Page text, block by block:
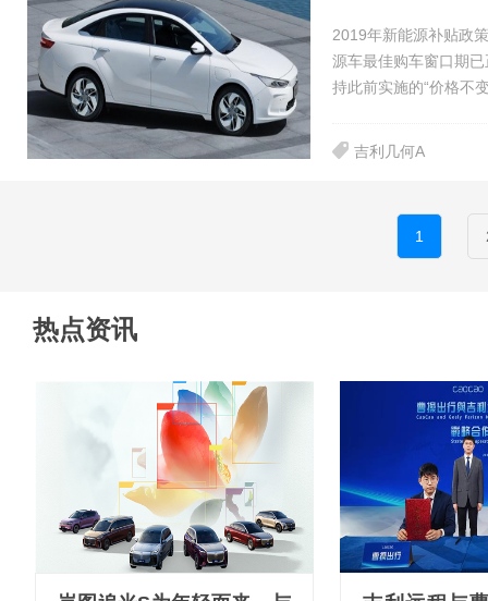
2019年新能源补贴政
源车最佳购车窗口期
持此前实施的“价格不
吉利几何A
1
热点资讯